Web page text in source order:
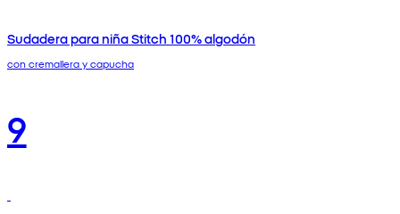
Sudadera para niña Stitch 100% algodón
con cremallera y capucha
9